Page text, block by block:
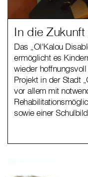
In die
Das „Ol'Kalou
ermöglicht es
wieder
Projekt in der Stadt
vor allem mit
sowie einer